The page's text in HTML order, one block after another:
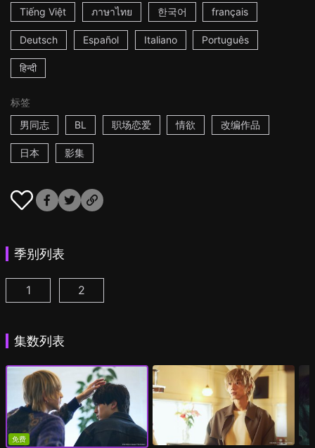
Tiếng Việt ภาษาไทย 한국어 français
Deutsch Español Italiano Português
हिन्दी
标签
男同志
BL 职场恋爱 情欲 改编作品
日本 影集
季别列表
25时，赤坂见 第1集
1 25时，赤坂见 第2季 第1集
2
集数列表
免费